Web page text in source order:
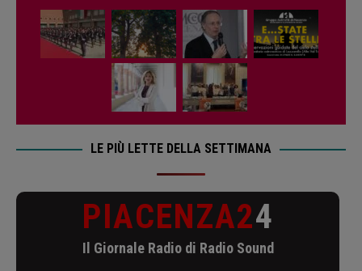
LE PIÙ LETTE DELLA SETTIMANA
PIACENZA24
Il Giornale Radio di Radio Sound